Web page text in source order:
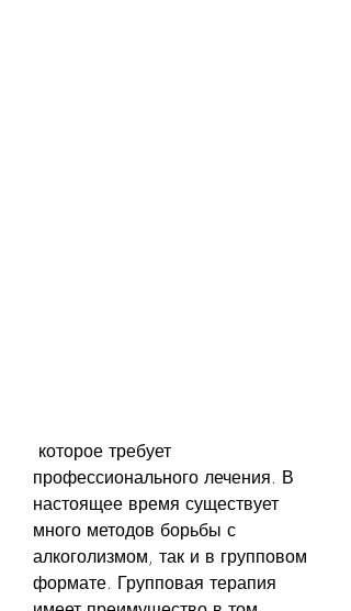
профессионального лечения. В
настоящее время существует
много методов борьбы с
алкоголизмом, так и в групповом
формате. Групповая терапия